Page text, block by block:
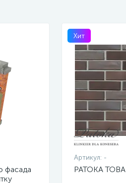
фасада
Хит
Артикул: -
PATOKA TOBA